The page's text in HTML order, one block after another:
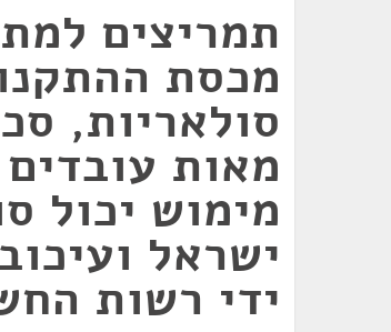
תמריצים
מכסת
סולאריות,
מאות
מימוש יכול
ישראל
ידי רשות